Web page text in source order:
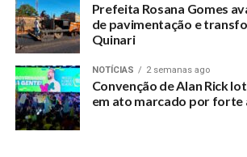
Prefeita Rosana Gomes
de pavimentação e
Quinari
NOTÍCIAS 2 semanas ago
Convenção de Alan Rick
em ato marcado por forte